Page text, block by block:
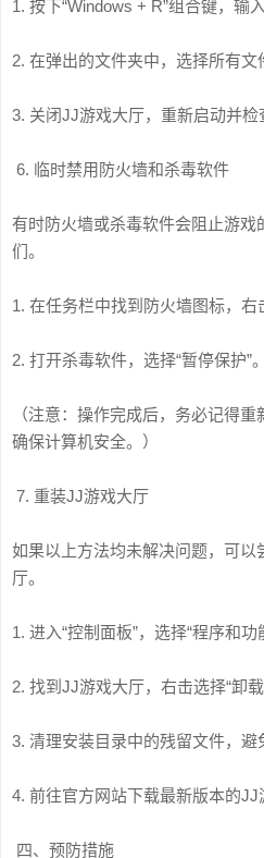
1. 按下“Windows + R”组合键，输
2. 在弹出的文件夹中，选择所有文
3. 关闭JJ游戏大厅，重新启动并检
6. 临时禁用防火墙和杀毒软件
有时防火墙或杀毒软件会阻止游戏
们。
1. 在任务栏中找到防火墙图标，右
2. 打开杀毒软件，选择“暂停保护”。
（注意：操作完成后，务必记得
确保计算机安全。）
7. 重装JJ游戏大厅
如果以上方法均未解决问题，可
厅。
1. 进入“控制面板”，选择“程序和功
2. 找到JJ游戏大厅，右击选择“卸载
3. 清理安装目录中的残留文件，避
4. 前往官方网站下载最新版本的JJ
四、预防措施